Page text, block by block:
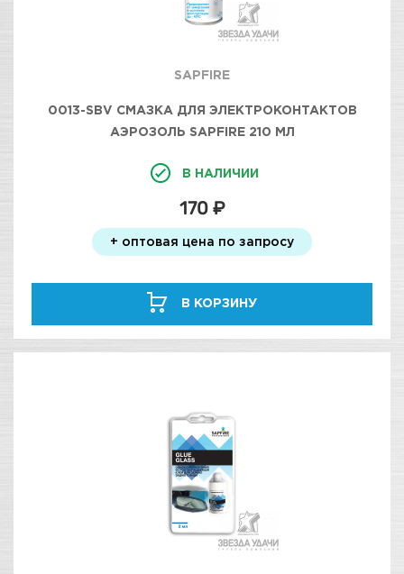
SAPFIRE
0013-SBV СМАЗКА ДЛЯ ЭЛЕКТРОКОНТАКТОВ
АЭРОЗОЛЬ SAPFIRE 210 МЛ
В НАЛИЧИИ
170 ₽
+ оптовая цена по запросу
В КОРЗИНУ